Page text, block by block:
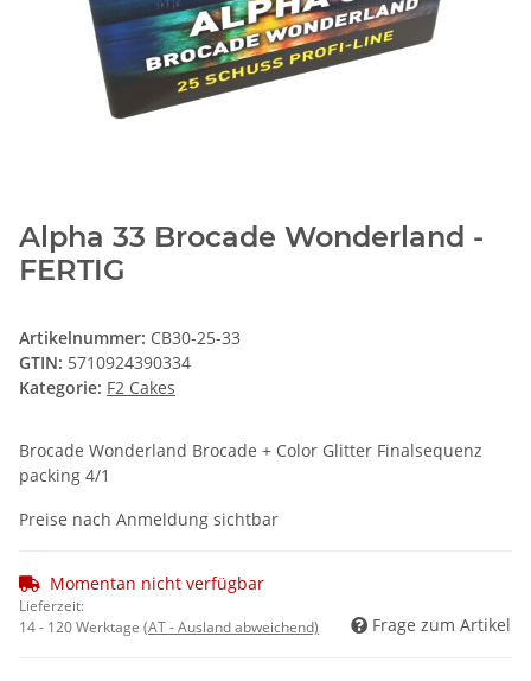
Alpha 33 Brocade Wonderland -
FERTIG
Artikelnummer: CB30-25-33
GTIN: 5710924390334
Kategorie: F2 Cakes
Brocade Wonderland Brocade + Color Glitter Finalsequenz
packing 4/1
Preise nach Anmeldung sichtbar
Momentan nicht verfügbar
Lieferzeit:
14 - 120 Werktage (AT - Ausland abweichend) Frage zum Artikel